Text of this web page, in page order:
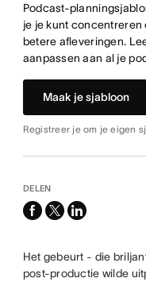
Podcast-
je je kunt
betere afleveringen.
aanpassen aan al je
Maak je sjabloon
Registreer je om je eigen
DELEN
facebook
x-
linkedin
Het gebeurt - die
post-productie wilde